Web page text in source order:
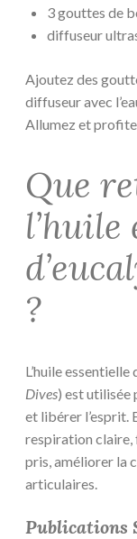
3 gouttes de
diffuseur
Ajoutez des
diffuseur avec
Allumez et
Que
l’huile
?
L’huile
Dives) est utilisée
et libérer l’esprit.
respiration claire,
pris, améliorer la
articulaires.
Publications